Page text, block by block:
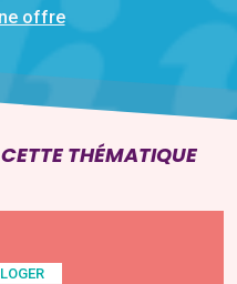
offre
THÉMATIQUE